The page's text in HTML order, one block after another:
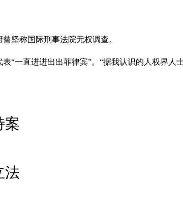
坚称国际刑事法院无权调查。
“一直进进出出菲律宾”。“据我认识的人权界人
案
法